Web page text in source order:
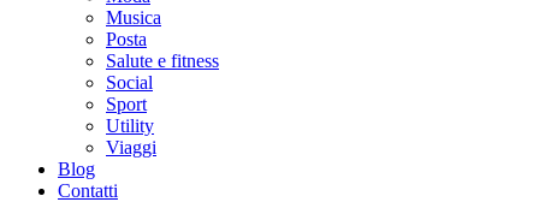
Musica
Posta
Salute e fitness
Social
Sport
Utility
Viaggi
Blog
Contatti